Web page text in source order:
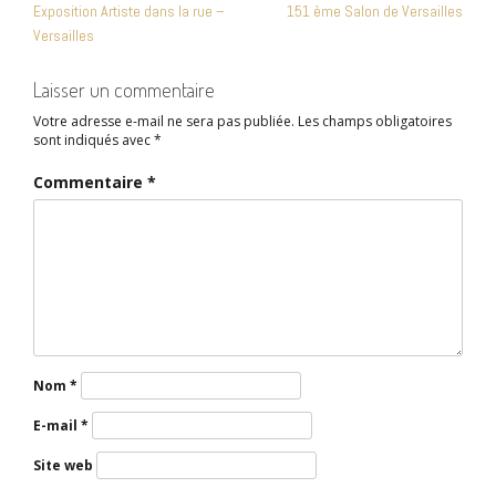
DE
Exposition Artiste dans la rue –
Versailles
151 ème Salon de Versailles
Laisser un commentaire
Votre adresse e-mail ne sera pas publiée. Les champs obligatoires
sont indiqués avec*
Commentaire *
Nom *
E-mail *
Site web